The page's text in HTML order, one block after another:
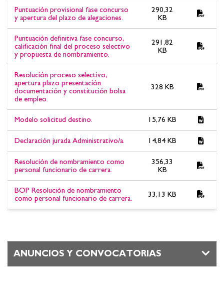
Puntuación provisional fase concurso
y apertura del plazo de alegaciones.
290,32
KB
Puntuación definitiva fase concurso,
calificación final del proceso selectivo
y propuesta de nombramiento.
291,82
KB
Resolución proceso selectivo,
apertura plazo presentación
documentación y constitución bolsa
de empleo.
328 KB
Modelo solicitud destino. 15,76 KB
Declaración jurada Administrativo/a. 14,84 KB
Resolución de nombramiento como
personal funcionario de carrera.
356,33
KB
BOP Resolución de nombramiento
como personal funcionario de carrera.
33,13 KB
ANUNCIOS Y CONVOCATORIAS